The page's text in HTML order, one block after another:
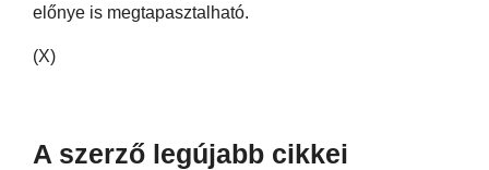
előnye is megtapasztalható.
(X)
A szerző legújabb cikkei